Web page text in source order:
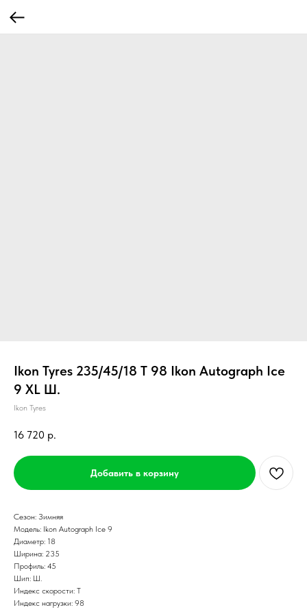
Ikon Tyres 235/45/18 T 98 Ikon Autograph Ice
9 XL Ш.
Ikon Tyres
16 720 р.
Добавить в корзину
Сезон: Зимняя
Модель: Ikon Autograph Ice 9
Диаметр: 18
Ширина: 235
Профиль: 45
Шип: Ш.
Индекс скорости: T
Индекс нагрузки: 98